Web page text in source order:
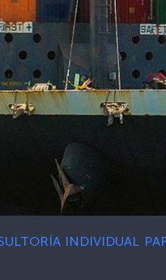
INDIVIDUAL